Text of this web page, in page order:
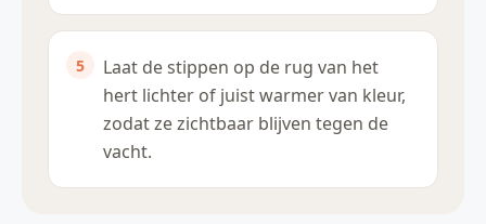
Laat de stippen op de rug van het
hert lichter of juist warmer van kleur,
zodat ze zichtbaar blijven tegen de
vacht.